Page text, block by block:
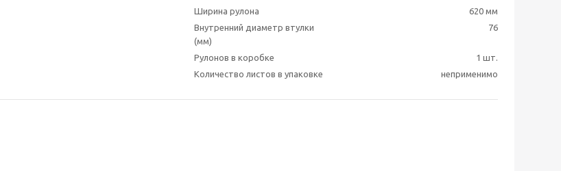
Ширина рулона
620 мм
Внутренний диаметр втулки
(мм)
76
Рулонов в коробке
1 шт.
Количество листов в упаковке
неприменимо